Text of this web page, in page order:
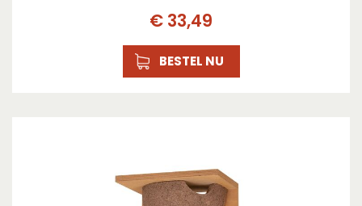
€ 33,49
BESTEL NU